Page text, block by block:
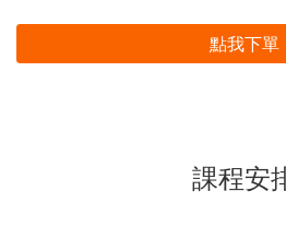
點我下單
課程安